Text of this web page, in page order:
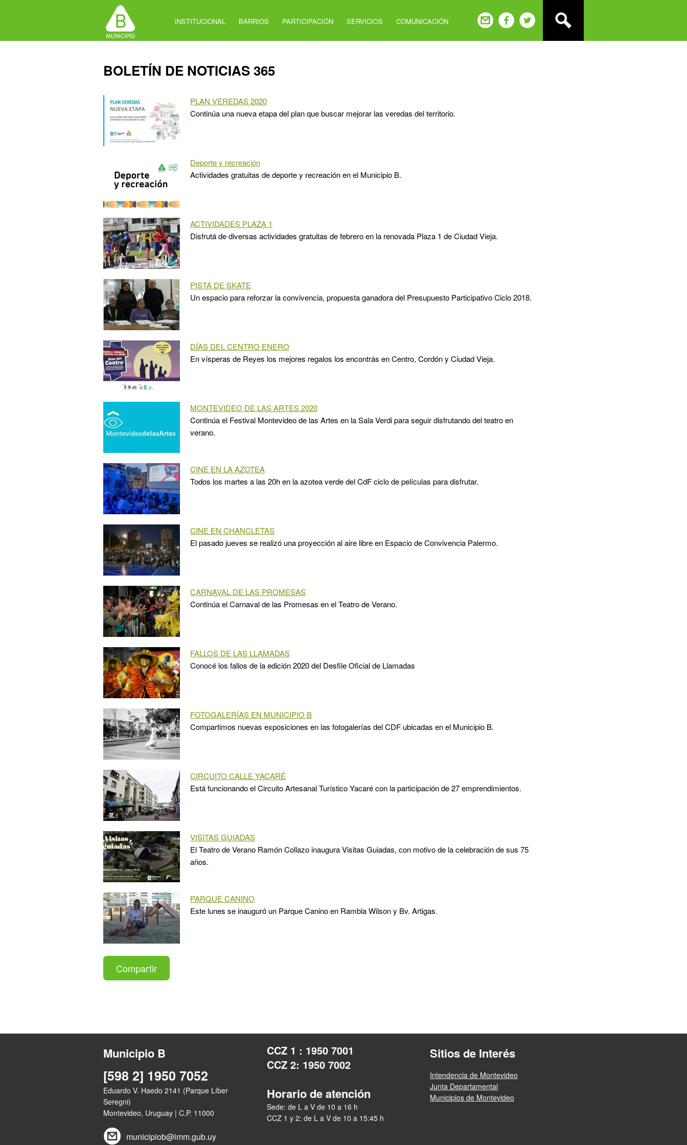
INSTITUCIONAL BARRIOS PARTICIPACIÓN SERVICIOS COMUNICACIÓN
Back
to
BOLETÍN DE NOTICIAS 365
PLAN VEREDAS 2020
Continúa una nueva etapa del plan que buscar mejorar las veredas del territorio.
Deporte y recreación
Actividades gratuitas de deporte y recreación en el Municipio B.
ACTIVIDADES PLAZA 1
Disfrutá de diversas actividades gratuitas de febrero en la renovada Plaza 1 de Ciudad Vieja.
PISTA DE SKATE
Un espacio para reforzar la convivencia, propuesta ganadora del Presupuesto Participativo Ciclo 2018.
DÍAS DEL CENTRO ENERO
En vísperas de Reyes los mejores regalos los encontrás en Centro, Cordón y Ciudad Vieja.
MONTEVIDEO DE LAS ARTES 2020
Continúa el Festival Montevideo de las Artes en la Sala Verdi para seguir disfrutando del teatro en
verano.
CINE EN LA AZOTEA
Todos los martes a las 20h en la azotea verde del CdF ciclo de películas para disfrutar.
CINE EN CHANCLETAS
El pasado jueves se realizó una proyección al aire libre en Espacio de Convivencia Palermo.
CARNAVAL DE LAS PROMESAS
Continúa el Carnaval de las Promesas en el Teatro de Verano.
FALLOS DE LAS LLAMADAS
Conocé los fallos de la edición 2020 del Desfile Oficial de Llamadas
FOTOGALERÍAS EN MUNICIPIO B
Compartimos nuevas exposiciones en las fotogalerías del CDF ubicadas en el Municipio B.
CIRCUITO CALLE YACARÉ
Está funcionando el Circuito Artesanal Turístico Yacaré con la participación de 27 emprendimientos.
VISITAS GUIADAS
El Teatro de Verano Ramón Collazo inaugura Visitas Guiadas, con motivo de la celebración de sus 75
años.
PARQUE CANINO
Este lunes se inauguró un Parque Canino en Rambla Wilson y Bv. Artigas.
Compartir
Municipio B
[598 2] 1950 7052
Eduardo V. Haedo 2141 (Parque Líber
Seregni)
Montevideo, Uruguay | C.P. 11000
municipiob@imm.gub.uy
CCZ 1 : 1950 7001
CCZ 2: 1950 7002
Horario de atención
Sede: de L a V de 10 a 16 h
CCZ 1 y 2: de L a V de 10 a 15:45 h
Sitios de Interés
Intendencia de Montevideo
Junta Departamental
Municipios de Montevideo